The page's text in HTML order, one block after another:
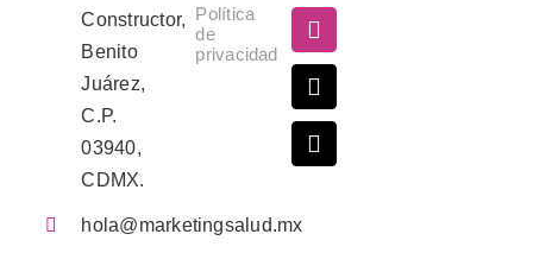
Constructor,
Benito
Juárez,
C.P.
03940,
CDMX.
hola@marketingsalud.mx
Política
de
privacidad